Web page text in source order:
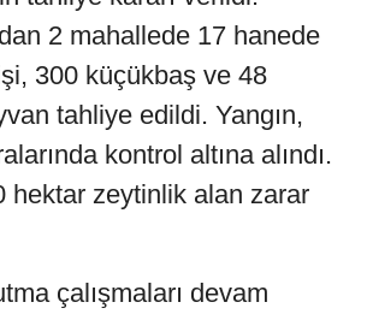
2 mahallede 17 hanede
300 küçükbaş ve 48
tahliye edildi. Yangın,
kontrol altına alındı.
hektar zeytinlik alan zarar
çalışmaları devam